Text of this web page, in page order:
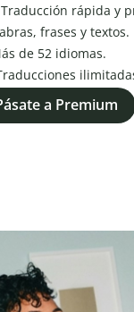
Traducción rápida y
frases y textos.
de 52 idiomas.
a Premium